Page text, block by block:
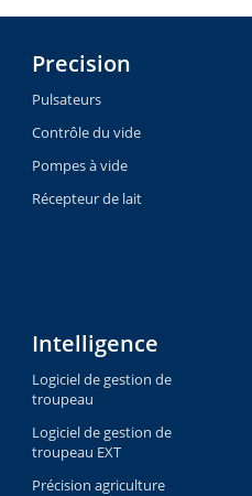
Precision
Pulsateurs
Contrôle du vide
Pompes à vide
Récepteur de lait
Intelligence
Logiciel de gestion de
troupeau
Logiciel de gestion de
troupeau EXT
Précision agriculture